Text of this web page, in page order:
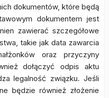
dokumentów, które będą
dokumentem jest
zawierać szczegółowe
takie jak data zawarcia
oraz przyczyny
dołączyć odpis aktu
legalność związku. Jeśli
będzie również złożenie